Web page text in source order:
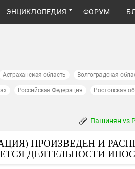
ЭНЦИКЛОПЕДИЯ ФОРУМ
Астраханская область Волгоградская
Российская Федерация Ростовская
Пашинян vs
ПРОИЗВЕДЕН И
ДЕЯТЕЛЬНОСТИ